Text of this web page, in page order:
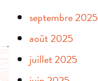
septembre 2025
août 2025
juillet 2025